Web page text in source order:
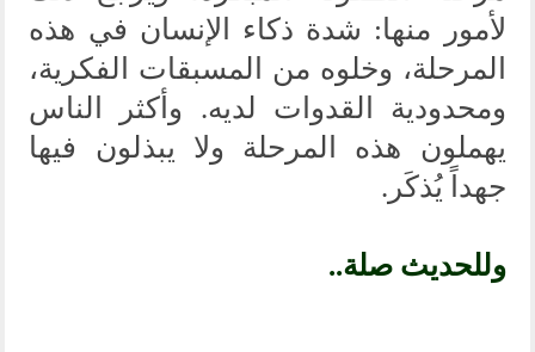
لأمور منها: شدة ذكاء الإنسان في هذه
المرحلة، وخلوه من المسبقات الفكرية،
ومحدودية القدوات لديه. وأكثر الناس
يهملون هذه المرحلة ولا يبذلون فيها
جهداً يُذكَر.
وللحديث صلة..